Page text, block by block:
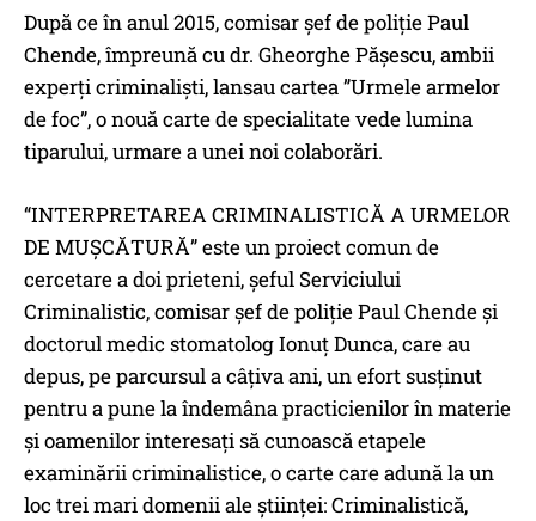
După ce în anul 2015, comisar șef de poliție Paul
Chende, împreună cu dr. Gheorghe Pășescu, ambii
experți criminaliști, lansau cartea ”Urmele armelor
de foc”, o nouă carte de specialitate vede lumina
tiparului, urmare a unei noi colaborări.
“INTERPRETAREA CRIMINALISTICĂ A URMELOR
DE MUȘCĂTURĂ” este un proiect comun de
cercetare a doi prieteni, șeful Serviciului
Criminalistic, comisar șef de poliție Paul Chende și
doctorul medic stomatolog Ionuț Dunca, care au
depus, pe parcursul a câțiva ani, un efort susținut
pentru a pune la îndemâna practicienilor în materie
și oamenilor interesați să cunoască etapele
examinării criminalistice, o carte care adună la un
loc trei mari domenii ale științei: Criminalistică,